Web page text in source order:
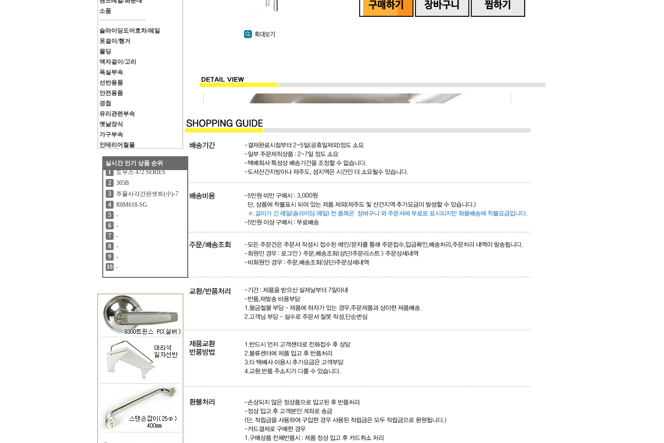
소품
------------------------
슬라이딩도어호차/레일
옷걸이/행거
몰딩
액자걸이/고리
욕실부속
선반용품
안전용품
경첩
유리관련부속
옛날장식
가구부속
인테리어철물
실시간 인기 상품 순위
1
도무스 472 SERIES
2
305B
3
주물사각간판셋트(小)-7
4
R8M618-SG
5
-
6
-
7
-
8
-
9
-
10 -